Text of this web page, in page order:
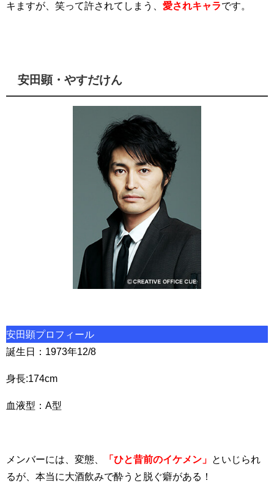
キますが、笑って許されてしまう、 愛されキャラです。
安田顕・やすだけん
安田顕プロフィール
誕生日：1973年12/8
身長:174cm
血液型：A型
メンバーには、変態、 「ひと昔前のイケメン」
といじられ
るが、本当に大酒飲みで酔うと脱ぐ癖がある！